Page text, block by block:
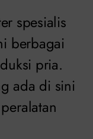
spesialis
berbagai
pria.
ada di sini